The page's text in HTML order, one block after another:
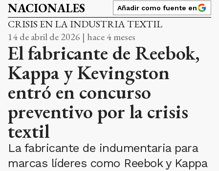
NACIONALES Añadir como fuente en
CRISIS EN LA INDUSTRIA TEXTIL
14 de abril de 2026 | hace 4 meses
El fabricante de Reebok,
Kappa y Kevingston
entró en concurso
preventivo por la crisis
textil
La fabricante de indumentaria para
marcas líderes como Reebok y Kappa